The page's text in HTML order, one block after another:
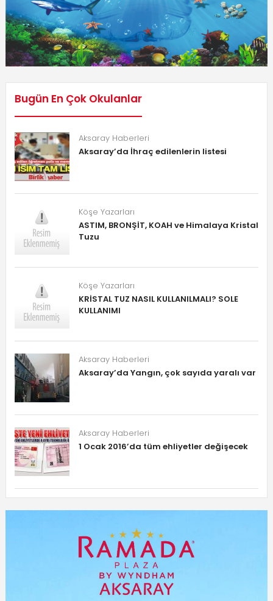
Bugün En Çok Okulanlar
Aksaray Haberleri
Aksaray’da İhraç edilenlerin listesi
Köşe Yazarları
ASTIM, BRONŞİT, KOAH ve Himalaya Kristal
Tuzu
Köşe Yazarları
KRİSTAL TUZ NASIL KULLANILMALI? SOLE
KULLANIMI
Aksaray Haberleri
Aksaray’da Yangın, çok sayıda yaralı var
Aksaray Haberleri
1 Ocak 2016’da tüm ehliyetler değişecek